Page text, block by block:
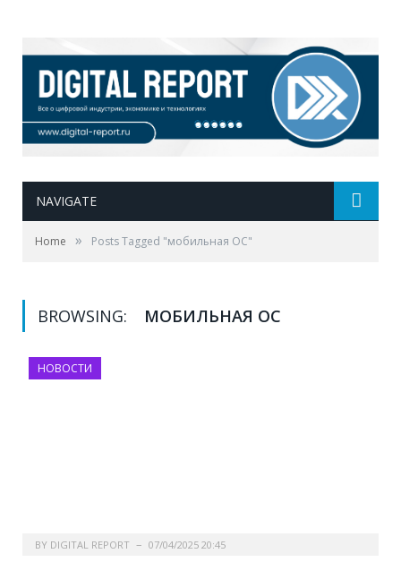
NAVIGATE
Home » Posts Tagged "мобильная ОС"
BROWSING: МОБИЛЬНАЯ ОС
НОВОСТИ
BY DIGITAL REPORT 07/04/2025 20:45